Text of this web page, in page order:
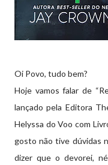
Oi Povo, tudo bem?
Hoje vamos falar de
lançado pela Editora
Helyssa do Voo com
gosto não tive dúvidas
dizer que o devorei,